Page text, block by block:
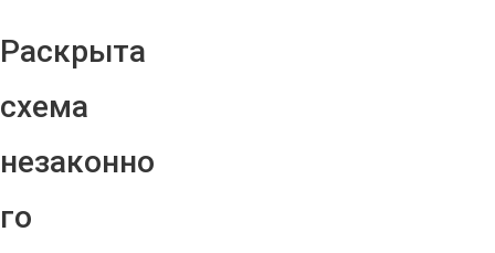
Раскрыта
схема
незаконно
го